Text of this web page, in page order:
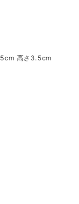
高さ3.5cm